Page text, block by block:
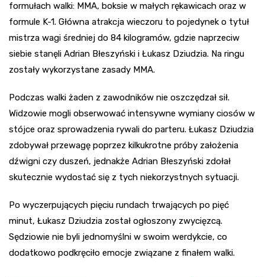
formułach walki: MMA, boksie w małych rękawicach oraz w
formule K-1. Główna atrakcja wieczoru to pojedynek o tytuł
mistrza wagi średniej do 84 kilogramów, gdzie naprzeciw
siebie stanęli Adrian Błeszyński i Łukasz Dziudzia. Na ringu
zostały wykorzystane zasady MMA.
Podczas walki żaden z zawodników nie oszczędzał sił.
Widzowie mogli obserwować intensywne wymiany ciosów w
stójce oraz sprowadzenia rywali do parteru. Łukasz Dziudzia
zdobywał przewagę poprzez kilkukrotne próby założenia
dźwigni czy duszeń, jednakże Adrian Błeszyński zdołał
skutecznie wydostać się z tych niekorzystnych sytuacji.
Po wyczerpujących pięciu rundach trwających po pięć
minut, Łukasz Dziudzia został ogłoszony zwycięzcą.
Sędziowie nie byli jednomyślni w swoim werdykcie, co
dodatkowo podkręciło emocje związane z finałem walki.